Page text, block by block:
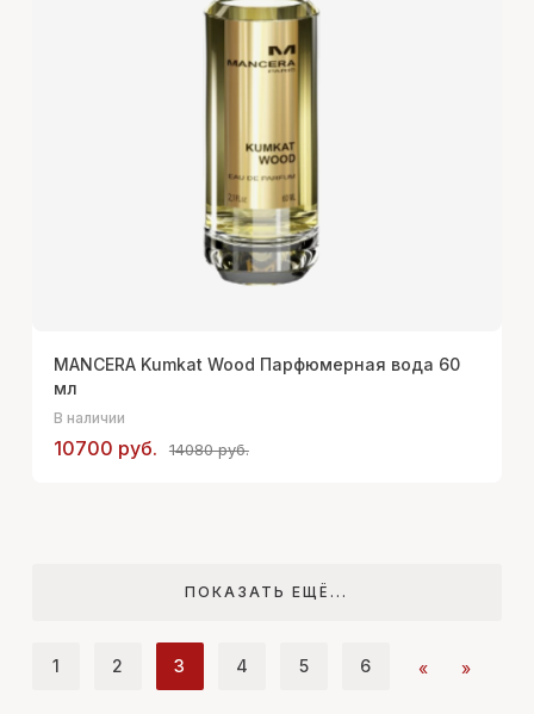
MANCERA Kumkat Wood Парфюмерная вода 60
мл
В наличии
10700 руб. 14080 руб.
ПОКАЗАТЬ ЕЩЁ...
«
1 2 3 4 5 6 »